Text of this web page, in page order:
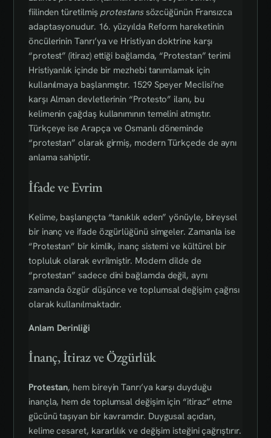
fiilinden türetilmiş protestanssözcüğünün Fransızca
adaptasyonudur. 16. yüzyılda Reform hareketinin
öncülerinin Tanrı’ya ve Hristiyan doktrine karşı
“protest” (itiraz) ettiği bağlamda, “Protestan” terimi
Hristiyanlık içinde bir mezhebi tanımlamak için
kullanılmaya başlanmıştır. 1529 Speyer Meclisi’ne
karşı Alman devletlerinin “Protesto” ilanı, bu
kelimenin çağdaş kullanımının temelini atmıştır.
Türkçeye ise Arapça ve Osmanlı döneminde
“protestan” olarak girmiş, modern Türkçede de aynı
anlama sahiptir.
İfade ve Evrim
Kelime, başlangıçta “tanıklık eden” yönüyle, bireysel
bir inanç ve ifade özgürlüğünü simgeler. Zamanla ise
“Protestan” bir kimlik, inanç sistemi ve kültürel bir
topluluk olarak evrilmiştir. Modern dilde de
“protestan” sadece dini bağlamda değil, aynı
zamanda özgür düşünce ve toplumsal değişim çağrısı
olarak kullanılmaktadır.
Anlam Derinliği
İnanç, İtiraz ve Özgürlük
Protestan, hem bireyin Tanrı’ya karşı duyduğu
inançla, hem de toplumsal değişim için “itiraz” etme
gücünü taşıyan bir kavramdır. Duygusal açıdan,
kelime cesaret, kararlılık ve değişim isteğini çağrıştırır.